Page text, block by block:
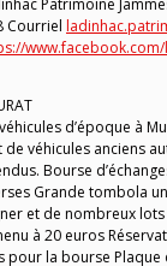
Patrimoine
Courriel
d’époque à
de véhicules anciens
Bourse
Grande tombola
et de nombreux
à 20 euros
pour la bourse Plaque